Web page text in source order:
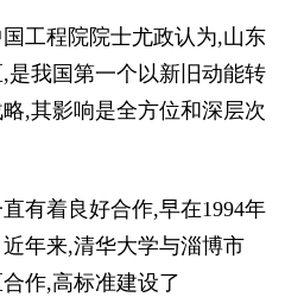
程院院士尤政认为,山东
是我国第一个以新旧动能转
,其影响是全方位和深层次
着良好合作,早在1994年
年来,清华大学与淄博市
作,高标准建设了